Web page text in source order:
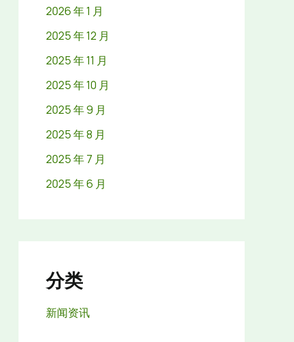
2026 年 1 月
2025 年 12 月
2025 年 11 月
2025 年 10 月
2025 年 9 月
2025 年 8 月
2025 年 7 月
2025 年 6 月
分类
新闻资讯